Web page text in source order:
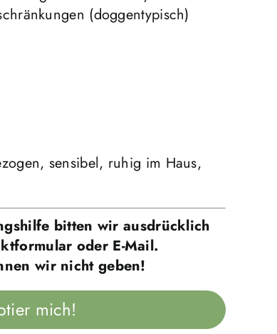
(doggentypisch)
sensibel, ruhig im Haus,
bitten wir ausdrücklich
oder E-Mail.
wir nicht geben!
mich!